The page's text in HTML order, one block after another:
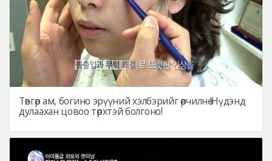
Төвгөр ам, богино эрүүний хэлбэрийг өөрчилнө !Нүдэнд
дулаахан цовоо төрхтэй болгоно!